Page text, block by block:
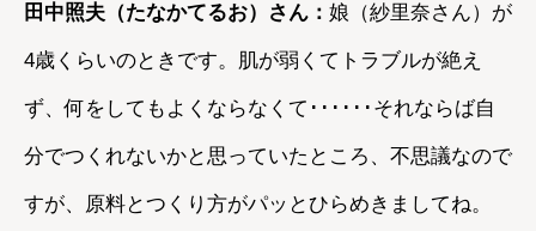
田中照夫（たなかてるお）さん： 娘（紗里奈さん）が
4歳くらいのときです。肌が弱くてトラブルが絶え
ず、何をしてもよくならなくて･･････それならば自
分でつくれないかと思っていたところ、不思議なので
すが、原料とつくり方がパッとひらめきましてね。